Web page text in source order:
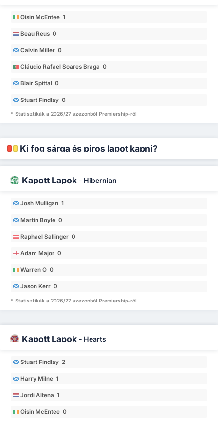
Oisin McEntee 1
Beau Reus 0
Calvin Miller 0
Cláudio Rafael Soares Braga 0
Blair Spittal 0
Stuart Findlay 0
* Statisztikák a 2026/27 szezonból Premiership-ről
Ki fog sárga és piros lapot kapni?
Kapott Lapok - Hibernian
Josh Mulligan 1
Martin Boyle 0
Raphael Sallinger 0
Adam Major 0
Warren O 0
Jason Kerr 0
* Statisztikák a 2026/27 szezonból Premiership-ről
Kapott Lapok - Hearts
Stuart Findlay 2
Harry Milne 1
Jordi Altena 1
Oisin McEntee 0